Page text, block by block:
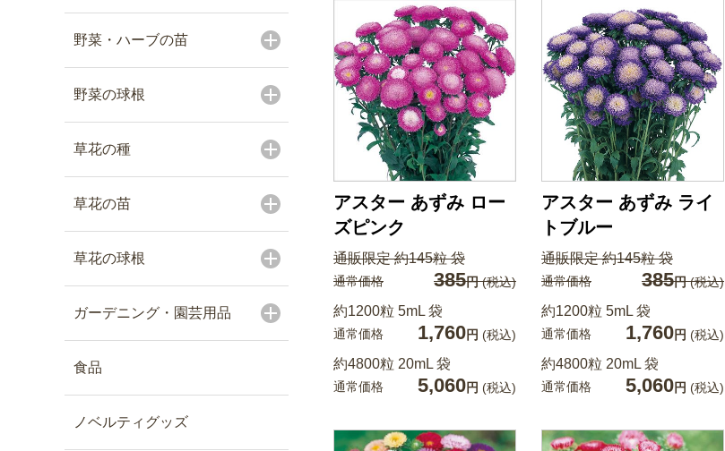
野菜・ハーブの苗
野菜の球根
草花の種
草花の苗
草花の球根
ガーデニング・園芸用品
食品
ノベルティグッズ
アスター あずみ ロー
ズピンク
通販限定 約145粒 袋
通常価格 385円(税込)
約1200粒 5mL 袋
通常価格 1,760円 (税込)
約4800粒 20mL 袋
通常価格 5,060円 (税込)
アスター あずみ ライ
トブルー
通販限定 約145粒 袋
通常価格 385円(税込)
約1200粒 5mL 袋
通常価格 1,760円 (税込)
約4800粒 20mL 袋
通常価格 5,060円 (税込)